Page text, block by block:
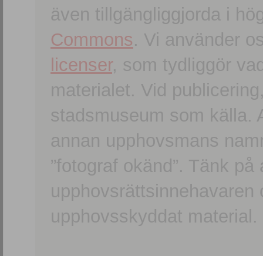
även tillgängliggjorda i
Commons. Vi använder
licenser, som tydliggör
materialet. Vid
stadsmuseum som källa.
annan upphovsmans
”fotograf okänd”. Tänk
upphovsskyddat material.